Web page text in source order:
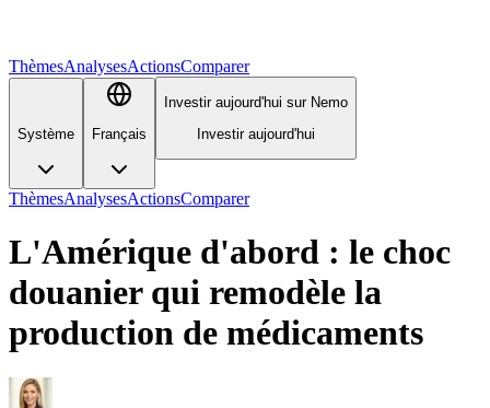
ThèmesAnalysesActionsComparer
Système Français
Investir aujourd'hui sur Nemo
Investir aujourd'hui
ThèmesAnalysesActionsComparer
L'Amérique d'abord : le choc
douanier qui remodèle la
production de médicaments